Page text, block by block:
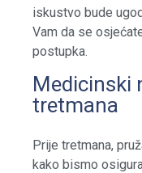
iskustvo bude
Vam da se
postupka.
Medicinski
tretmana
Prije tretmana,
kako bismo